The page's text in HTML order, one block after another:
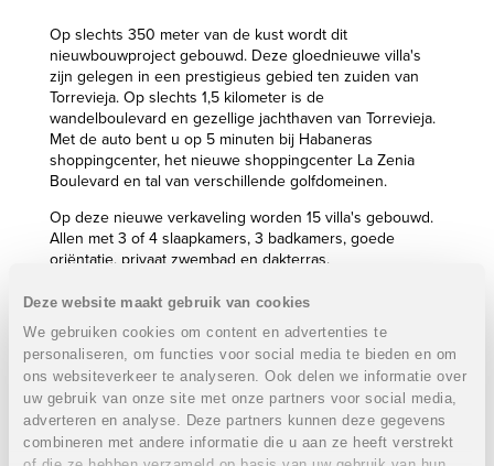
Deze website maakt gebruik van cookies
We gebruiken cookies om content en advertenties te
personaliseren, om functies voor social media te bieden en om
ons websiteverkeer te analyseren. Ook delen we informatie over
uw gebruik van onze site met onze partners voor social media,
adverteren en analyse. Deze partners kunnen deze gegevens
combineren met andere informatie die u aan ze heeft verstrekt
Op slechts 350 meter van de kust wordt dit
nieuwbouwproject gebouwd. Deze gloednieuwe villa's
zijn gelegen in een prestigieus gebied ten zuiden van
Torrevieja. Op slechts 1,5 kilometer is de
wandelboulevard en gezellige jachthaven van Torrevieja.
Met de auto bent u op 5 minuten bij Habaneras
shoppingcenter, het nieuwe shoppingcenter La Zenia
Boulevard en tal van verschillende golfdomeinen.
Op deze nieuwe verkaveling worden 15 villa's gebouwd.
Allen met 3 of 4 slaapkamers, 3 badkamers, goede
oriëntatie, privaat zwembad en dakterras.
Eigenschappen villa's type A:
3 Slaapkamers en 3 badkamers
Bebouwde oppervlakte: +- 134 m²
Percelen: van 160,18 m² tot 211,02 m²
Tuin: van 79,02 m² tot 102,77 m²
Dakterras: 59,48 m² tot 61,08 m²
Privaat zwembad